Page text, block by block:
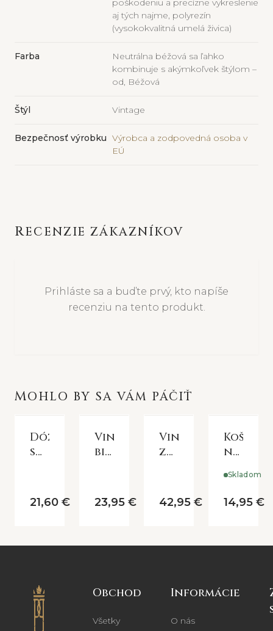
poškodeniu a precízne vykreslenie
aj tých najme, polyrezín
(vysokokvalitná umelá živica)
Farba
Neutrálna béžová sa ľahko
kombinuje s akýmkoľvek štýlom –
od, Béžová
Štýl Vintage
Bezpečnosť výrobku Výrobca a zodpovedná osoba v
EÚ
RECENZIE ZÁKAZNÍKOV
Prihláste sa a buďte prvý, kto napíše
recenziu na tento produkt.
MOHLO BY SA VÁM PÁČIŤ
Dózička
so
21,60 €
Vintage
biely
šálke
s
23,95 €
Vintage
zajačik
42,95 €
Košík
na
LINEN
EASTER
Skladom
14,95 €
Obchod
Všetky
Informácie
O nás